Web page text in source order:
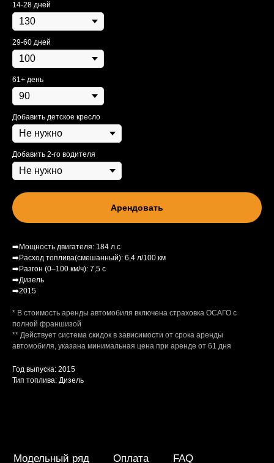
14-28 дней
29-60 дней
61+ день
Добавить детское кресло
Добавить 2-го водителя
Арендовать
➡️Мощность двигателя: 184 л.с
➡️Расход топлива(смешанный): 6,4 л/100 км
➡️Разгон (0–100 км/ч): 7,5 с
➡️Дизель
➡️2015
* В стоимость аренды автомобиля включена страховка ОСАГО с
полной франшизой
** Действует система скидок в зависимости от срока аренды
автомобиля, указана минимальная цена при аренде от 61 дня
Год выпуска: 2015
Тип топлива: Дизель
Как забронировать
bigbosscarental@gmail.com
Контакты